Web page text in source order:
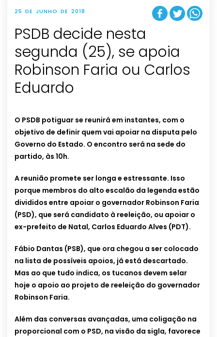
25 DE JUNHO DE 2018
PSDB decide nesta
segunda (25), se apoia
Robinson Faria ou Carlos
Eduardo
O PSDB potiguar se reunirá em instantes, com o
objetivo de definir quem vai apoiar na disputa pelo
Governo do Estado. O encontro será na sede do
partido, às 10h.
A reunião promete ser longa e estressante. Isso
porque membros do alto escalão da legenda estão
divididos entre apoiar o governador Robinson Faria
(PSD), que será candidato à reeleição, ou apoiar o
ex-prefeito de Natal, Carlos Eduardo Alves (PDT).
Fábio Dantas (PSB), que ora chegou a ser colocado
na lista de possíveis apoios, já está descartado.
Mas ao que tudo indica, os tucanos devem selar
hoje o apoio ao projeto de reeleição do governador
Robinson Faria.
Além das conversas avançadas, uma coligação na
proporcional com o PSD, na visão da sigla, favorece